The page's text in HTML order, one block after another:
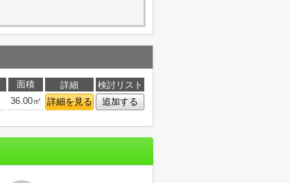
面積 詳細
検討リスト
36.00㎡ 詳細を見る 追加する